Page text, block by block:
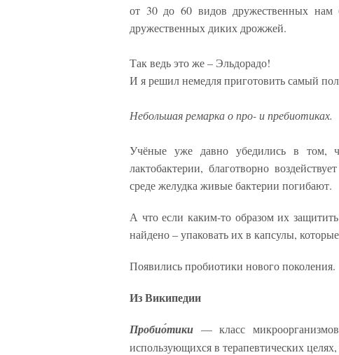
от 30 до 60 видов дружественных
дружественных диких дрожжей.
Так ведь это же – Эльдорадо!
И я решил немедля приготовить самый
Небольшая ремарка о про- и пребиотиках.
Учёные уже давно убедились в том,
лактобактерии, благотворно
среде желудка живые бактерии погибают.
А что если каким-то образом их
найдено – упаковать их в капсулы,
Появились пробиотики нового поколения.
Из Википедии
Пробио́тики — класс
использующихся в терапевтических